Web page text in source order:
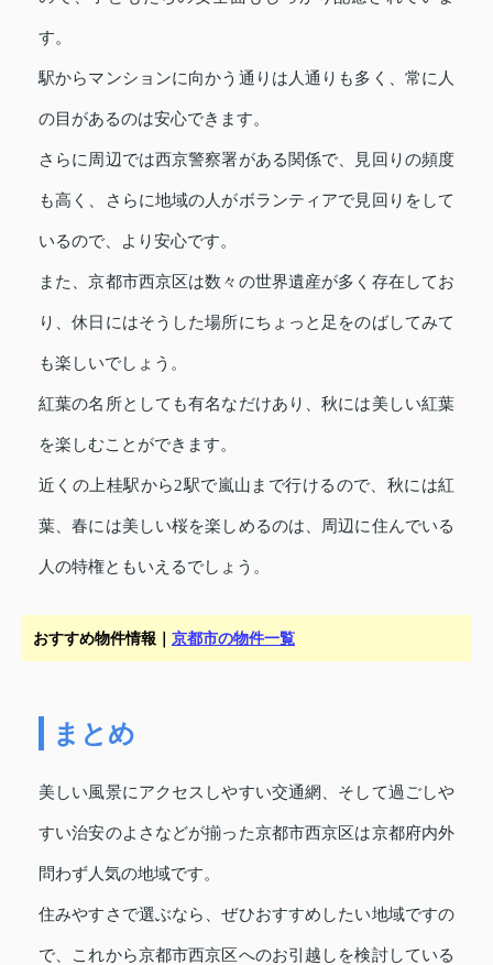
す。
駅からマンションに向かう通りは人通りも多く、常に人
の目があるのは安心できます。
さらに周辺では西京警察署がある関係で、見回りの頻度
も高く、さらに地域の人がボランティアで見回りをして
いるので、より安心です。
また、京都市西京区は数々の世界遺産が多く存在してお
り、休日にはそうした場所にちょっと足をのばしてみて
も楽しいでしょう。
紅葉の名所としても有名なだけあり、秋には美しい紅葉
を楽しむことができます。
近くの上桂駅から2駅で嵐山まで行けるので、秋には紅
葉、春には美しい桜を楽しめるのは、周辺に住んでいる
人の特権ともいえるでしょう。
おすすめ物件情報｜ 京都市の物件一覧
まとめ
美しい風景にアクセスしやすい交通網、そして過ごしや
すい治安のよさなどが揃った京都市西京区は京都府内外
問わず人気の地域です。
住みやすさで選ぶなら、ぜひおすすめしたい地域ですの
で、これから京都市西京区へのお引越しを検討している